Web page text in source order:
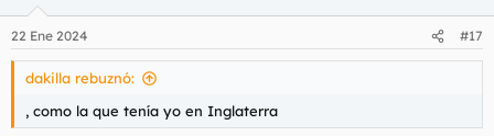
e
s
22 Ene 2024 #17
dakilla rebuznó:
, como la que tenía yo en Inglaterra